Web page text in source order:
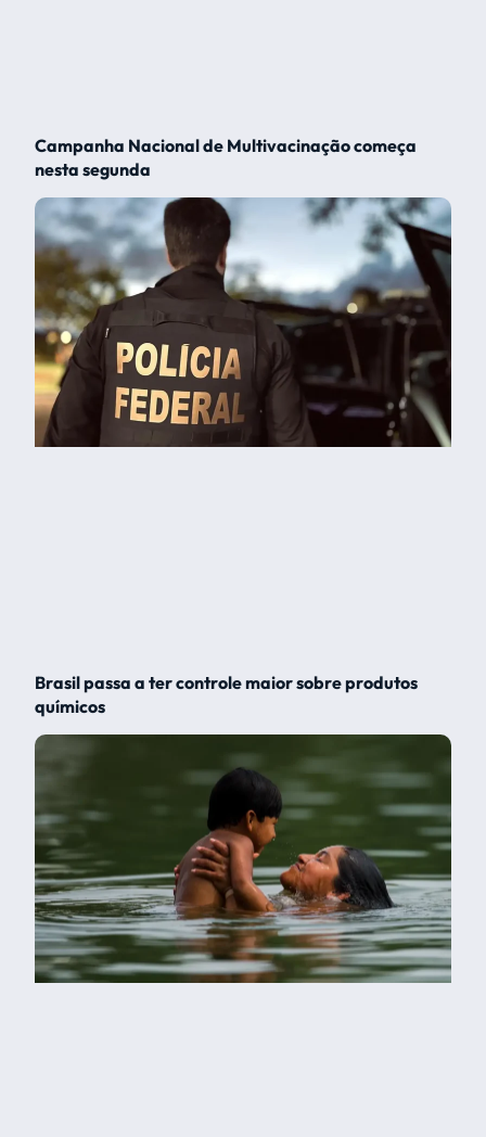
Campanha Nacional de Multivacinação começa
nesta segunda
Brasil passa a ter controle maior sobre produtos
químicos